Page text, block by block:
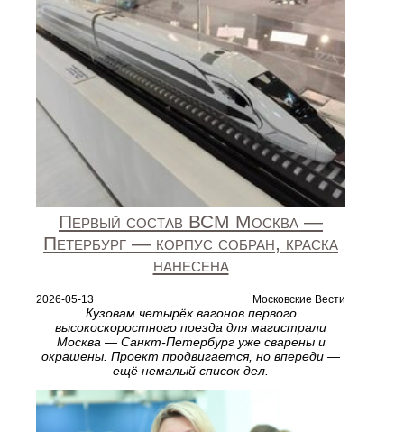
Первый состав ВСМ Москва —
Петербург — корпус собран, краска
нанесена
2026-05-13 Московские Вести
Кузовам четырёх вагонов первого
высокоскоростного поезда для магистрали
Москва — Санкт-Петербург уже сварены и
окрашены. Проект продвигается, но впереди —
ещё немалый список дел.